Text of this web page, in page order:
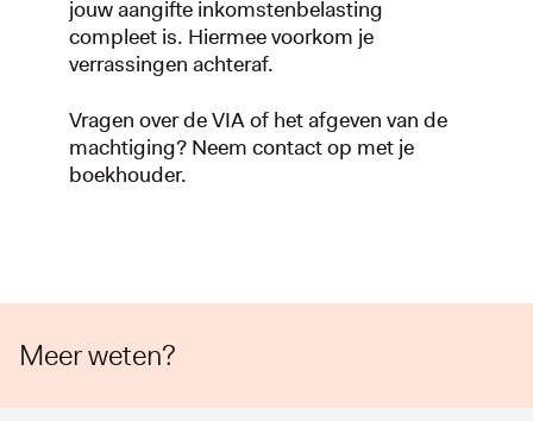
jouw aangifte inkomstenbelasting
compleet is. Hiermee voorkom je
verrassingen achteraf.
Vragen over de VIA of het afgeven van de
machtiging? Neem contact op met je
boekhouder.
Meer weten?